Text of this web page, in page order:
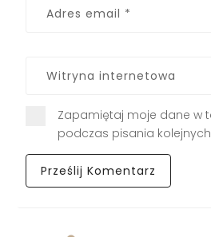
Zapamiętaj moje dane w
podczas pisania